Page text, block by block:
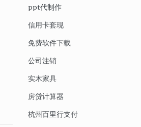
ppt代制作
信用卡套现
免费软件下载
公司注销
实木家具
房贷计算器
杭州百里行支付